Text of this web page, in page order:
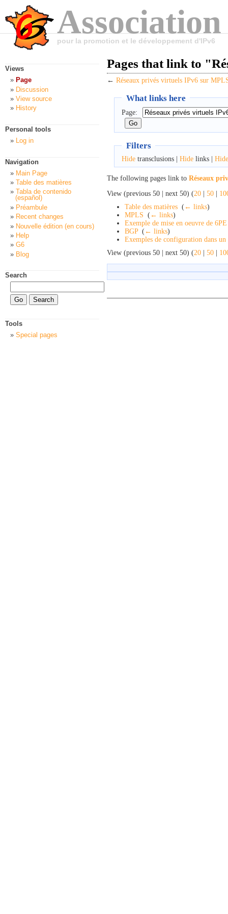
pour la promotion et le développement d'IPv6
Pages that link to
← Réseaux privés virtuels IPv6 sur
What links here
Page:
Filters
Hidetransclusions | Hidelinks | Hide
The following pages link to Réseaux
View (previous 50 | next 50) (20 | 50 |
Table des matières ( ← links)
MPLS ( ← links)
Exemple de mise en oeuvre de 6PE
BGP‎ ( ← links)
Exemples de configuration dans
View (previous 50 | next 50) (20 | 50 |
Views
Page
Discussion
View source
History
Personal tools
Log in
Navigation
Main Page
Table des matières
Tabla de contenido
(español)
Préambule
Recent changes
Nouvelle édition (en cours)
Help
G6
Blog
Search
Tools
Special pages